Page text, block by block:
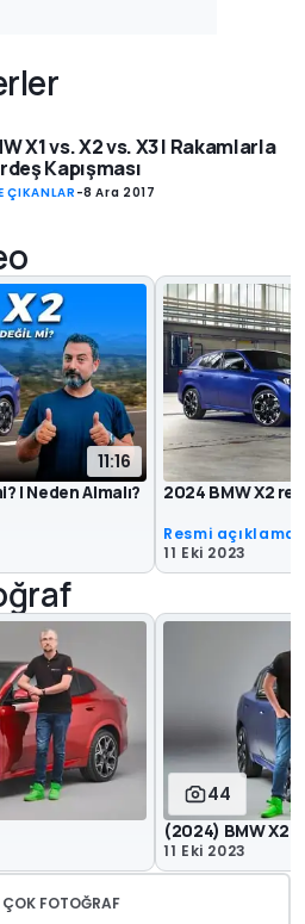
X1 vs. X2 vs. X3 | Rakamlarla
Kapışması
ÇIKANLAR-8 Ara 2017
11:16
| Neden Almalı? 2024 BMW X2
Resmi açıklama
11 Eki 2023
44
(2024) BMW X2
11 Eki 2023
FOTOĞRAF